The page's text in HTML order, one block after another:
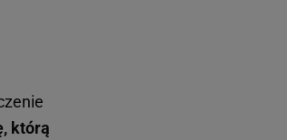
którą